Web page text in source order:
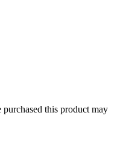
this product may